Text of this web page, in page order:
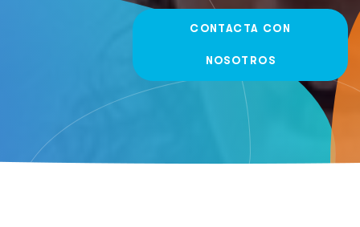
CONTACTA CON
NOSOTROS